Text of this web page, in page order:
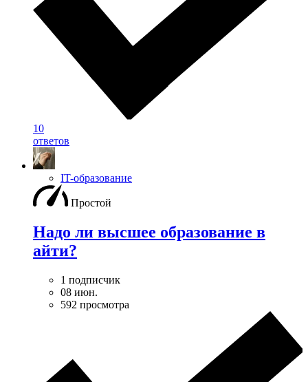
10
ответов
IT-образование
Простой
Надо ли высшее образование в
айти?
1 подписчик
08 июн.
592 просмотра